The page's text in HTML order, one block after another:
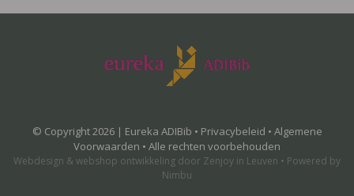
© Copyright 2026 | Eureka ADIBib • Privacybeleid • Algemene
Voorwaarden • Alle rechten voorbehouden
Webdesign & webshop ontwikkeling door Zenjoy in Leuven • Powered by
Nimbu